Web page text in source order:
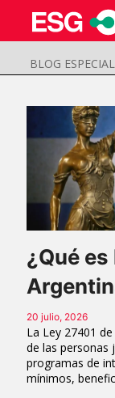
BLOG
Buscar
¿Qué
20 julio, 2026
La Ley 27401
de las personas
programas de
mínimos,